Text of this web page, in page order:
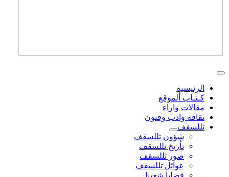
الرئيسية
كـتـاب ألموقع
مقالات واراء
ثقافة وادب وفنون
تللسقف
شؤون تللسقف
تأريخ تللسقف
صور تللسقف
عوائل تللسقف
قضايا شعبنا